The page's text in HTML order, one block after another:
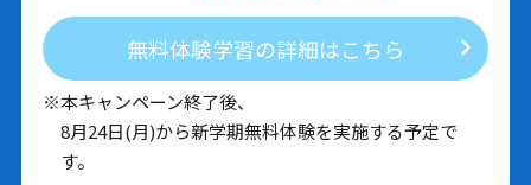
無料体験学習の詳細はこちら
※本キャンペーン終了後、
8月24日(月)から新学期無料体験を実施する予定で
す。